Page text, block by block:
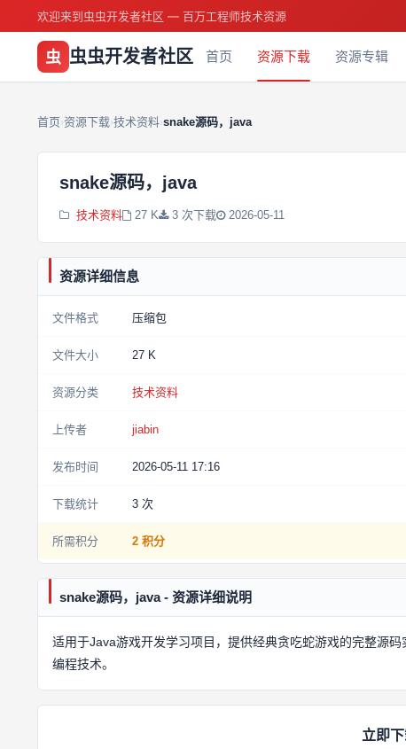
欢迎来到虫虫开发者社区 — 百万工程师技术资源
虫 虫虫开发者社区 首页 资源下载 资源专辑
首页›资源下载›技术资料›snake源码，java
snake源码，java
技术资料 27 K 3 次下载 2026-05-11
资源详细信息
文件格式 压缩包
文件大小 27 K
资源分类 技术资料
上传者 jiabin
发布时间 2026-05-11 17:16
下载统计 3 次
所需积分 2 积分
snake源码，java - 资源详细说明
适用于Java游戏开发学习项目，提供经典贪吃蛇游戏的完整源
编程技术。
立即